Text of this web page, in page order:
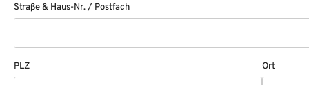
Straße & Haus-Nr. / Postfach
PLZ Ort